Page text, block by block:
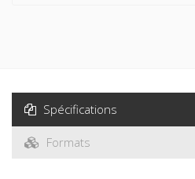
Spécifications
Formats